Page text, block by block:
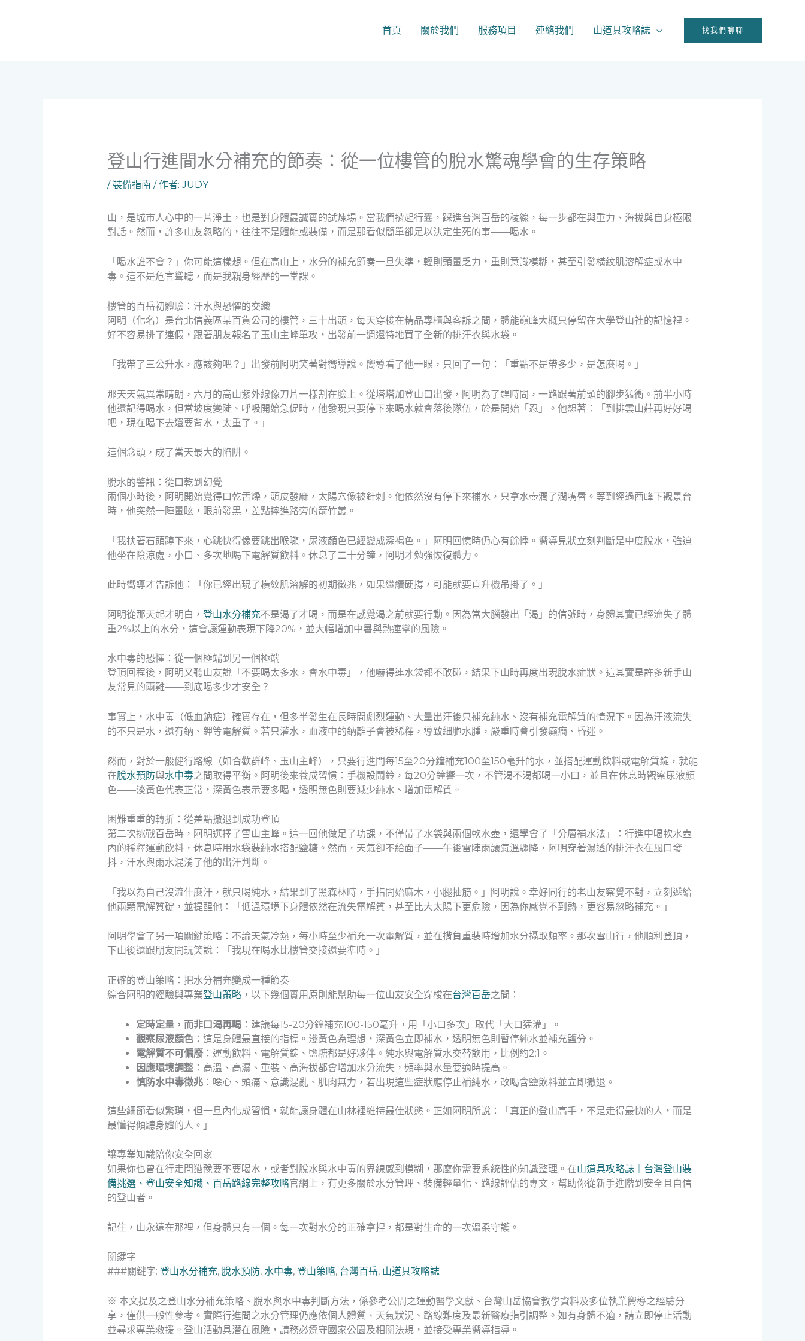
首頁 關於我們 服務項目 連絡我們 山道具攻略誌 找我們聊聊
登山行進間水分補充的節奏：從一位樓管的脫水驚魂學會的生存策略
/裝備指南 / 作者:JUDY
山，是城市人心中的一片淨土，也是對身體最誠實的試煉場。當我們揹起行囊，踩進台灣百岳的稜線，每一步都在與重力、海拔與自身極限
對話。然而，許多山友忽略的，往往不是體能或裝備，而是那看似簡單卻足以決定生死的事——喝水。
「喝水誰不會？」你可能這樣想。但在高山上，水分的補充節奏一旦失準，輕則頭暈乏力，重則意識模糊，甚至引發橫紋肌溶解症或水中
毒。這不是危言聳聽，而是我親身經歷的一堂課。
樓管的百岳初體驗：汗水與恐懼的交織
阿明（化名）是台北信義區某百貨公司的樓管，三十出頭，每天穿梭在精品專櫃與客訴之間，體能巔峰大概只停留在大學登山社的記憶裡。
好不容易排了連假，跟著朋友報名了玉山主峰單攻，出發前一週還特地買了全新的排汗衣與水袋。
「我帶了三公升水，應該夠吧？」出發前阿明笑著對嚮導說。嚮導看了他一眼，只回了一句：「重點不是帶多少，是怎麼喝。」
那天天氣異常晴朗，六月的高山紫外線像刀片一樣割在臉上。從塔塔加登山口出發，阿明為了趕時間，一路跟著前頭的腳步猛衝。前半小時
他還記得喝水，但當坡度變陡、呼吸開始急促時，他發現只要停下來喝水就會落後隊伍，於是開始「忍」。他想著：「到排雲山莊再好好喝
吧，現在喝下去還要背水，太重了。」
這個念頭，成了當天最大的陷阱。
脫水的警訊：從口乾到幻覺
兩個小時後，阿明開始覺得口乾舌燥，頭皮發麻，太陽穴像被針刺。他依然沒有停下來補水，只拿水壺潤了潤嘴唇。等到經過西峰下觀景台
時，他突然一陣暈眩，眼前發黑，差點摔進路旁的箭竹叢。
「我扶著石頭蹲下來，心跳快得像要跳出喉嚨，尿液顏色已經變成深褐色。」阿明回憶時仍心有餘悸。嚮導見狀立刻判斷是中度脫水，強迫
他坐在陰涼處，小口、多次地喝下電解質飲料。休息了二十分鐘，阿明才勉強恢復體力。
此時嚮導才告訴他：「你已經出現了橫紋肌溶解的初期徵兆，如果繼續硬撐，可能就要直升機吊掛了。」
阿明從那天起才明白， 登山水分補充不是渴了才喝，而是在感覺渴之前就要行動。因為當大腦發出「渴」的信號時，身體其實已經流失了體
重2%以上的水分，這會讓運動表現下降20%，並大幅增加中暑與熱痙攣的風險。
水中毒的恐懼：從一個極端到另一個極端
登頂回程後，阿明又聽山友說「不要喝太多水，會水中毒」，他嚇得連水袋都不敢碰，結果下山時再度出現脫水症狀。這其實是許多新手山
友常見的兩難——到底喝多少才安全？
事實上，水中毒（低血鈉症）確實存在，但多半發生在長時間劇烈運動、大量出汗後只補充純水、沒有補充電解質的情況下。因為汗液流失
的不只是水，還有鈉、鉀等電解質。若只灌水，血液中的鈉離子會被稀釋，導致細胞水腫，嚴重時會引發癲癇、昏迷。
然而，對於一般健行路線（如合歡群峰、玉山主峰），只要行進間每15至20分鐘補充100至150毫升的水，並搭配運動飲料或電解質錠，就能
在脫水預防與水中毒之間取得平衡。阿明後來養成習慣：手機設鬧鈴，每20分鐘響一次，不管渴不渴都喝一小口，並且在休息時觀察尿液顏
色——淡黃色代表正常，深黃色表示要多喝，透明無色則要減少純水、增加電解質。
困難重重的轉折：從差點撤退到成功登頂
第二次挑戰百岳時，阿明選擇了雪山主峰。這一回他做足了功課，不僅帶了水袋與兩個軟水壺，還學會了「分層補水法」：行進中喝軟水壺
內的稀釋運動飲料，休息時用水袋裝純水搭配鹽糖。然而，天氣卻不給面子——午後雷陣雨讓氣溫驟降，阿明穿著濕透的排汗衣在風口發
抖，汗水與雨水混淆了他的出汗判斷。
「我以為自己沒流什麼汗，就只喝純水，結果到了黑森林時，手指開始麻木，小腿抽筋。」阿明說。幸好同行的老山友察覺不對，立刻遞給
他兩顆電解質碇，並提醒他：「低溫環境下身體依然在流失電解質，甚至比大太陽下更危險，因為你感覺不到熱，更容易忽略補充。」
阿明學會了另一項關鍵策略：不論天氣冷熱，每小時至少補充一次電解質，並在揹負重裝時增加水分攝取頻率。那次雪山行，他順利登頂，
下山後還跟朋友開玩笑說：「我現在喝水比樓管交接還要準時。」
正確的登山策略：把水分補充變成一種節奏
綜合阿明的經驗與專業登山策略，以下幾個實用原則能幫助每一位山友安全穿梭在台灣百岳之間：
定時定量，而非口渴再喝：建議每15-20分鐘補充100-150毫升，用「小口多次」取代「大口猛灌」。
觀察尿液顏色：這是身體最直接的指標。淺黃色為理想，深黃色立即補水，透明無色則暫停純水並補充鹽分。
電解質不可偏廢：運動飲料、電解質錠、鹽糖都是好夥伴。純水與電解質水交替飲用，比例約2:1。
因應環境調整：高溫、高濕、重裝、高海拔都會增加水分流失，頻率與水量要適時提高。
慎防水中毒徵兆：噁心、頭痛、意識混亂、肌肉無力，若出現這些症狀應停止補純水，改喝含鹽飲料並立即撤退。
這些細節看似繁瑣，但一旦內化成習慣，就能讓身體在山林裡維持最佳狀態。正如阿明所說：「真正的登山高手，不是走得最快的人，而是
最懂得傾聽身體的人。」
讓專業知識陪你安全回家
如果你也曾在行走間猶豫要不要喝水，或者對脫水與水中毒的界線感到模糊，那麼你需要系統性的知識整理。在山道具攻略誌｜台灣登山裝
備挑選、登山安全知識、百岳路線完整攻略官網上，有更多關於水分管理、裝備輕量化、路線評估的專文，幫助你從新手進階到安全且自信
的登山者。
記住，山永遠在那裡，但身體只有一個。每一次對水分的正確拿捏，都是對生命的一次溫柔守護。
關鍵字
###關鍵字: 登山水分補充, 脫水預防, 水中毒, 登山策略, 台灣百岳, 山道具攻略誌
※ 本文提及之登山水分補充策略、脫水與水中毒判斷方法，係參考公開之運動醫學文獻、台灣山岳協會教學資料及多位執業嚮導之經驗分
享，僅供一般性參考。實際行進間之水分管理仍應依個人體質、天氣狀況、路線難度及最新醫療指引調整。如有身體不適，請立即停止活動
並尋求專業救援。登山活動具潛在風險，請務必遵守國家公園及相關法規，並接受專業嚮導指導。